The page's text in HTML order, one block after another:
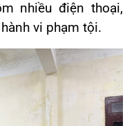
nhiều điện thoại,
vi phạm tội.